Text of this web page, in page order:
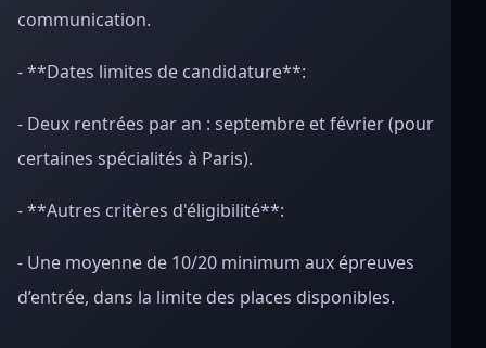
communication.
- **Dates limites de candidature**:
- Deux rentrées par an : septembre et février (pour
certaines spécialités à Paris).
- **Autres critères d'éligibilité**:
- Une moyenne de 10/20 minimum aux épreuves
d’entrée, dans la limite des places disponibles.